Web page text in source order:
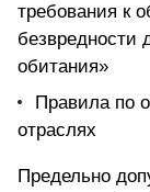
требования к
безвредности
обитания»
Правила по
отраслях
Предельно